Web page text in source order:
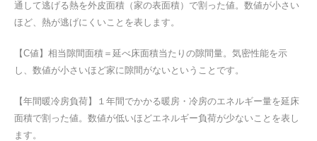
通して逃げる熱を外皮面積（家の表面積）で割った値。数値が小さい
ほど、熱が逃げにくいことを表します。
【C値】相当隙間面積＝延べ床面積当たりの隙間量。気密性能を示
し、数値が小さいほど家に隙間がないということです。
【年間暖冷房負荷】１年間でかかる暖房・冷房のエネルギー量を延床
面積で割った値。数値が低いほどエネルギー負荷が少ないことを表し
ます。